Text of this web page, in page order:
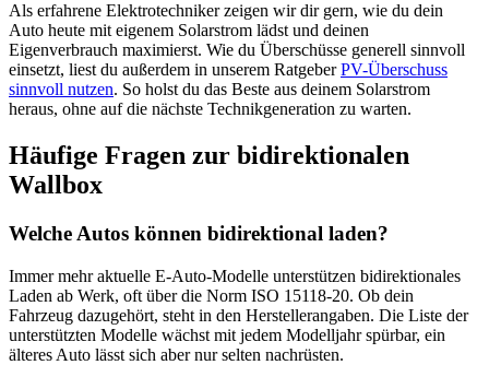
Als erfahrene Elektrotechniker zeigen wir dir gern, wie du dein
Auto heute mit eigenem Solarstrom lädst und deinen
Eigenverbrauch maximierst. Wie du Überschüsse generell sinnvoll
einsetzt, liest du außerdem in unserem RatgeberPV-Überschuss
sinnvoll nutzen. So holst du das Beste aus deinem Solarstrom
heraus, ohne auf die nächste Technikgeneration zu warten.
Häufige Fragen zur bidirektionalen
Wallbox
Welche Autos können bidirektional laden?
Immer mehr aktuelle E-Auto-Modelle unterstützen bidirektionales
Laden ab Werk, oft über die Norm ISO 15118-20. Ob dein
Fahrzeug dazugehört, steht in den Herstellerangaben. Die Liste der
unterstützten Modelle wächst mit jedem Modelljahr spürbar, ein
älteres Auto lässt sich aber nur selten nachrüsten.